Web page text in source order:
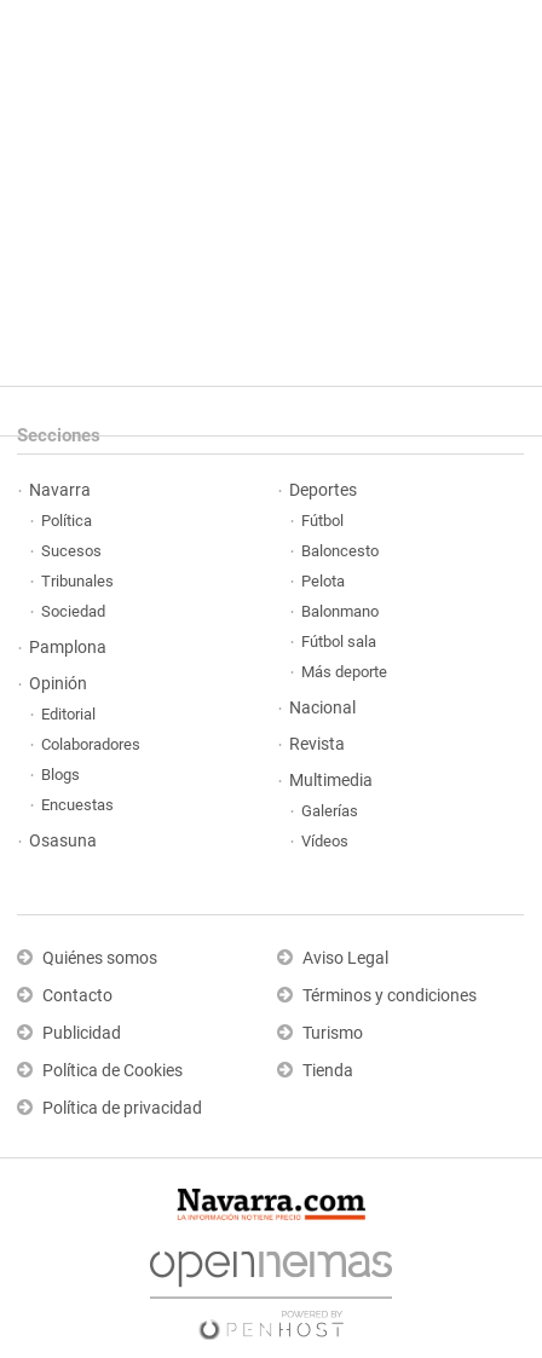
Secciones
Navarra
Política
Sucesos
Tribunales
Sociedad
Pamplona
Opinión
Editorial
Colaboradores
Blogs
Encuestas
Osasuna
Deportes
Fútbol
Baloncesto
Pelota
Balonmano
Fútbol sala
Más deporte
Nacional
Revista
Multimedia
Galerías
Vídeos
Quiénes somos
Contacto
Publicidad
Política de Cookies
Política de privacidad
Aviso Legal
Términos y condiciones
Turismo
Tienda